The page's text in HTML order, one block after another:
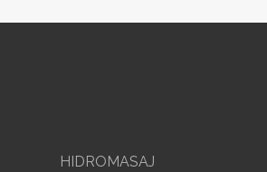
HIDROMASAJ